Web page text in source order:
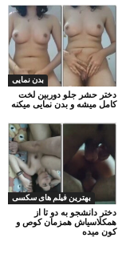
بدن نمایی
دختر حشر جلو دوربین لخت
کامل میشه و بدن نمایی میکنه
بهترین فیلم های سکسی
دختر دانشجو به دو تا از
همکلاسیاش همزمان کوص و
کون میده